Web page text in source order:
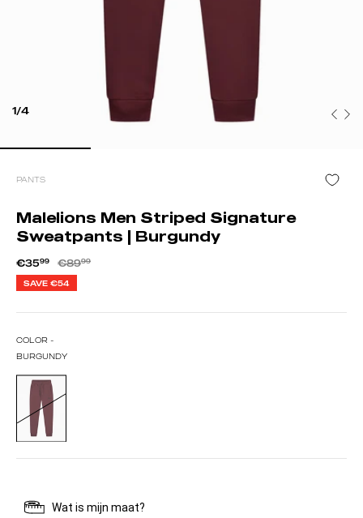
1/4
PANTS
Malelions Men Striped Signature
Sweatpants | Burgundy
€3599 €8999
SAVE €54
COLOR -
BURGUNDY
BURGUNDY